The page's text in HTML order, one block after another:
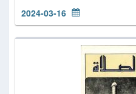
2024-03-16